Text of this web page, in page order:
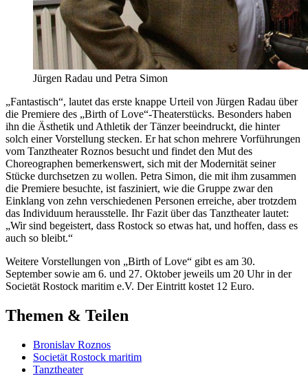
Jürgen Radau und Petra Simon
„Fantastisch“, lautet das erste knappe Urteil von Jürgen Radau über
die Premiere des „Birth of Love“-Theaterstücks. Besonders haben
ihn die Ästhetik und Athletik der Tänzer beeindruckt, die hinter
solch einer Vorstellung stecken. Er hat schon mehrere Vorführungen
vom Tanztheater Roznos besucht und findet den Mut des
Choreographen bemerkenswert, sich mit der Modernität seiner
Stücke durchsetzen zu wollen. Petra Simon, die mit ihm zusammen
die Premiere besuchte, ist fasziniert, wie die Gruppe zwar den
Einklang von zehn verschiedenen Personen erreiche, aber trotzdem
das Individuum herausstelle. Ihr Fazit über das Tanztheater lautet:
„Wir sind begeistert, dass Rostock so etwas hat, und hoffen, dass es
auch so bleibt.“
Weitere Vorstellungen von „Birth of Love“ gibt es am 30.
September sowie am 6. und 27. Oktober jeweils um 20 Uhr in der
Societät Rostock maritim e.V. Der Eintritt kostet 12 Euro.
Themen & Teilen
Bronislav Roznos
Societät Rostock maritim
Tanztheater